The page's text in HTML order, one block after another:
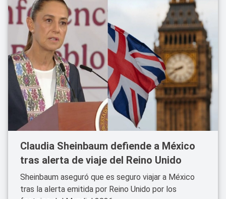
Claudia Sheinbaum defiende a México
tras alerta de viaje del Reino Unido
Sheinbaum aseguró que es seguro viajar a México
tras la alerta emitida por Reino Unido por los